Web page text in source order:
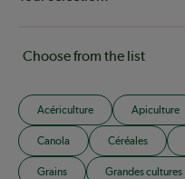
Choose from the list
Acériculture Apiculture
Canola Céréales
Grains Grandes cultures